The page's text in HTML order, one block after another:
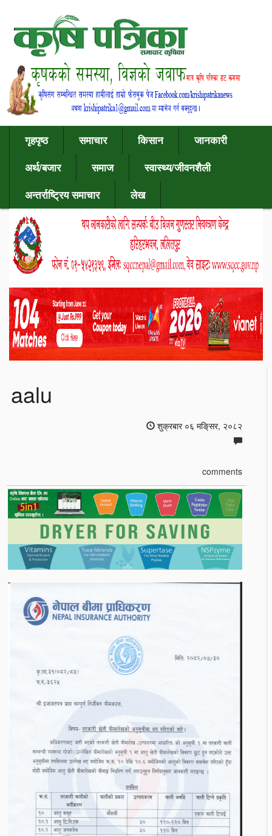
गृहपृष्ठ समाचार किसान
जानकारी
अर्थ/बजार
समाज
स्वास्थ्य/जीवनशैली
अन्तर्राष्ट्रिय समाचार
लेख
aalu
शुक्रबार ०६ मङि्सर, २०८२
comments